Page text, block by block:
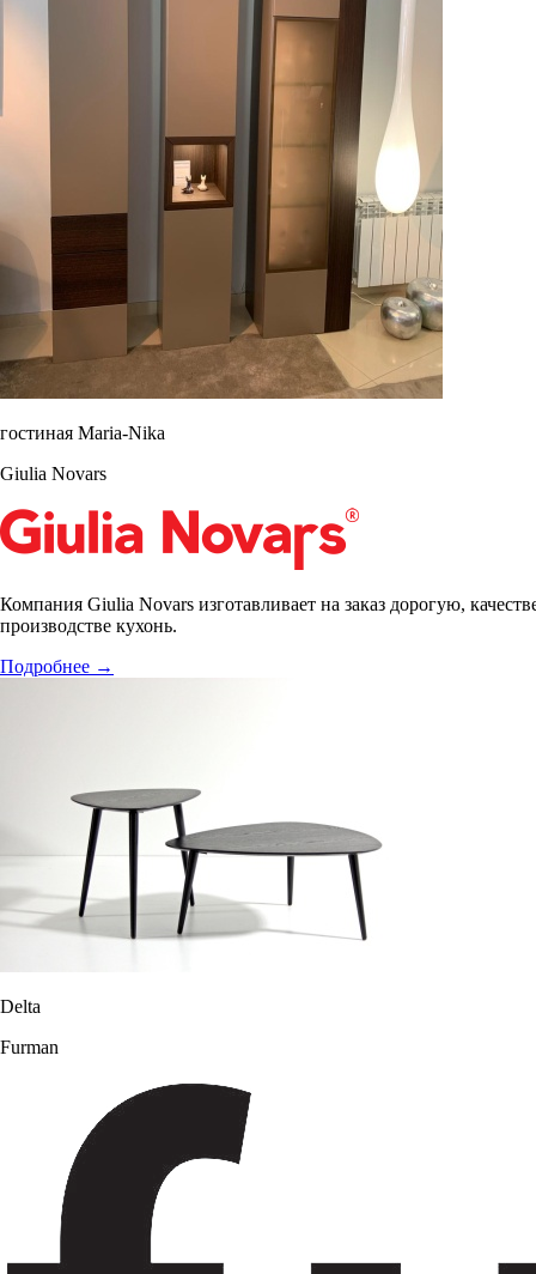
гостиная Maria-Nika
Giulia Novars
Компания Giulia Novars изготавливает на заказ дорогую,
производстве кухонь.
Подробнее →
Delta
Furman